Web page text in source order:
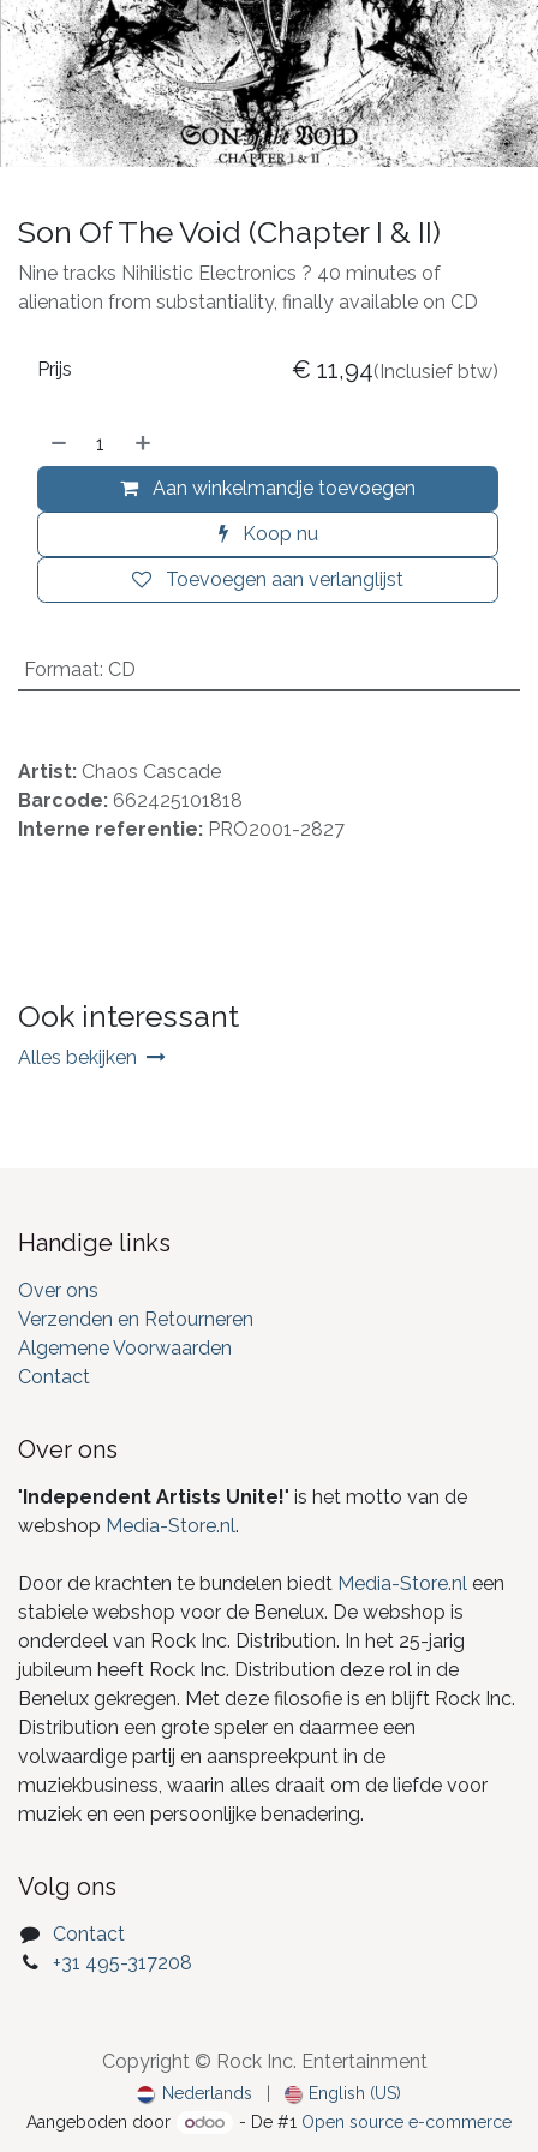
Son Of The Void (Chapter I & II)
Nine tracks Nihilistic Electronics ? 40 minutes of
alienation from substantiality, finally available on CD
Aan winkelmandje toevoegen
Koop nu
Toevoegen aan verlanglijst
Prijs € 11,94(Inclusief btw)
Formaat: CD
Artist: Chaos Cascade
Barcode: 662425101818
Interne referentie: PRO2001-2827
Ook interessant
Alles bekijken
Handige links
Over ons
Verzenden en Retourneren
Algemene Voorwaarden
Contact
Over ons
"Independent Artists Unite!" is het motto van de
webshop Media-Store.nl.
Door de krachten te bundelen biedt Media-Store.nl een
stabiele webshop voor de Benelux. De webshop is
onderdeel van Rock Inc. Distribution. In het 25-jarig
jubileum heeft Rock Inc. Distribution deze rol in de
Benelux gekregen. Met deze filosofie is en blijft Rock Inc.
Distribution een grote speler en daarmee een
volwaardige partij en aanspreekpunt in de
muziekbusiness, waarin alles draait om de liefde voor
muziek en een persoonlijke benadering.
Volg ons
Contact
+31 495-317208
Copyright © Rock Inc. Entertainment
Nederlands
English (US)
Aangeboden door
- De #1 Open source e-commerce